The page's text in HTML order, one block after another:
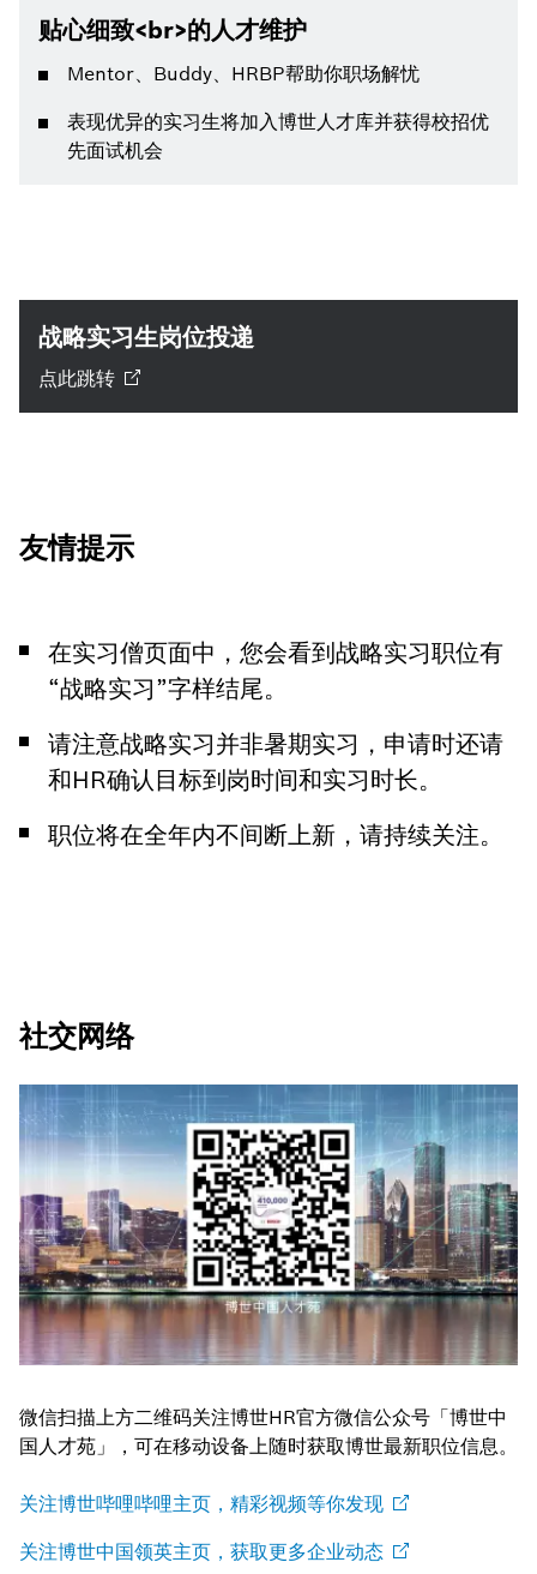
贴心细致<br>的人才维护
Mentor、Buddy、HRBP帮助你职场解忧
表现优异的实习生将加入博世人才库并获得校招优
先面试机会
战略实习生岗位投递
点此跳转
友情提示
在实习僧页面中，您会看到战略实习职位有
“战略实习”字样结尾。
请注意战略实习并非暑期实习，申请时还请
和HR确认目标到岗时间和实习时长。
职位将在全年内不间断上新，请持续关注。
社交网络
微信扫描上方二维码关注博世HR官方微信公众号「博世中
国人才苑」，可在移动设备上随时获取博世最新职位信息。
关注博世哔哩哔哩主页，精彩视频等你发现
关注博世中国领英主页，获取更多企业动态